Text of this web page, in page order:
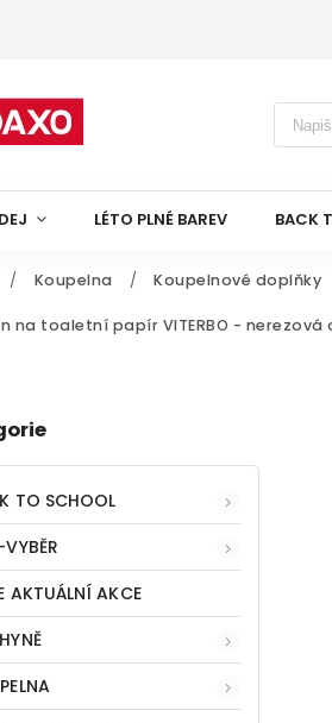
LÉTO PLNÉ BAREV BACK
/ Koupelna / Koupelnové doplňky
na toaletní papír VITERBO - nerezová
TO SCHOOL
AKTUÁLNÍ AKCE